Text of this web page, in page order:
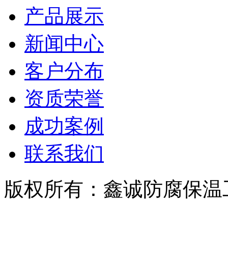
产品展示
新闻中心
客户分布
资质荣誉
成功案例
联系我们
版权所有：鑫诚防腐保